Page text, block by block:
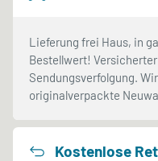
Lieferung frei Haus, in
Bestellwert!
Sendungsverfolgung.
originalverpackte
Kostenlose